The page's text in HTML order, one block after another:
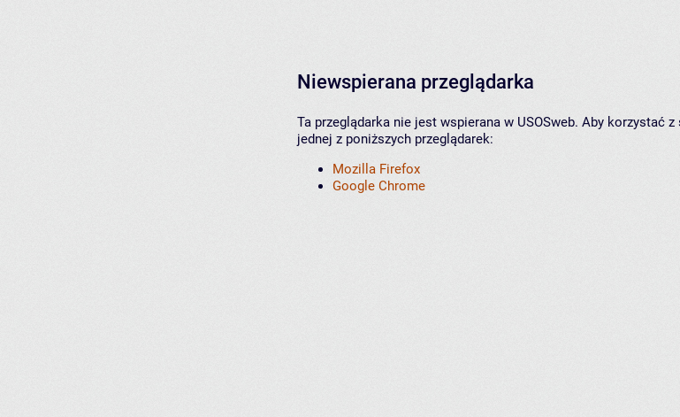
Niewspierana przeglądarka
Ta przeglądarka nie jest wspierana w USOSweb. Aby korzystać
jednej z poniższych przeglądarek:
Mozilla Firefox
Google Chrome